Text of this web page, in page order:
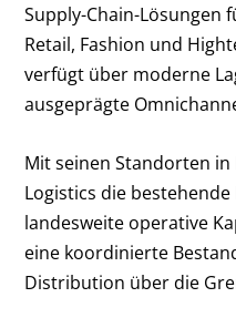
Supply-Chain-Lösungen
Retail, Fashion und
verfügt über moderne
ausgeprägte
Mit seinen Standorten in
Logistics die
landesweite operative
eine koordinierte
Distribution über die